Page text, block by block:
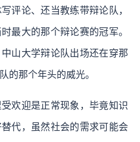
评论、还当教练带辩论队，
最大的那个辩论赛的冠军。
山大学辩论队出场还在穿那
的那个年头的威光。
欢迎是正常现象，毕竟知识
代，虽然社会的需求可能会